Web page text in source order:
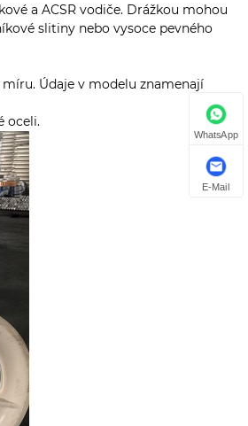
a ACSR vodiče. Drážkou mohou
slitiny nebo vysoce pevného
Údaje v modelu znamenají
oceli.
WhatsApp
E-Mail